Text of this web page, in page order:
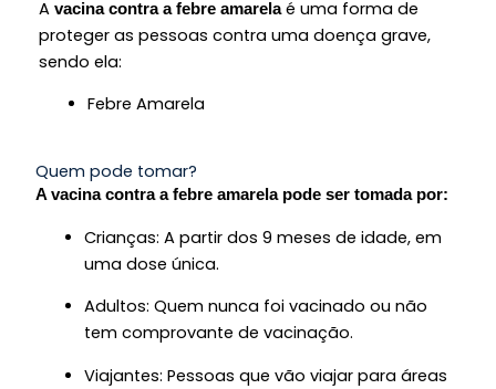
A vacina contra a febre amarelaé uma forma de
proteger as pessoas contra uma doença grave,
sendo ela:
Febre Amarela
Quem pode tomar?
A vacina contra a febre amarela pode ser tomada por:
Crianças: A partir dos 9 meses de idade, em
uma dose única.
Adultos: Quem nunca foi vacinado ou não
tem comprovante de vacinação.
Viajantes: Pessoas que vão viajar para áreas